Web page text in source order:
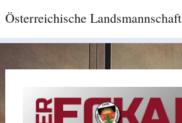
toÖsterreichische Landsmannschaft